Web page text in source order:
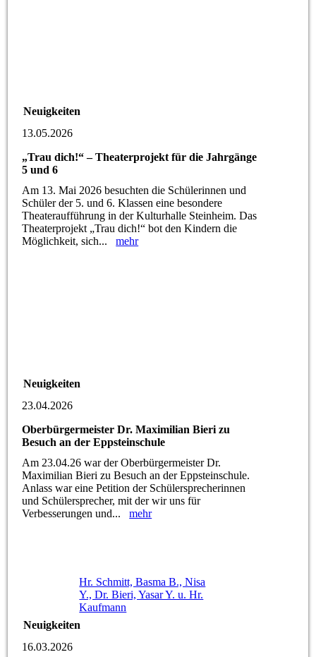
Neuigkeiten
13.05.2026
„Trau dich!“ – Theaterprojekt für die Jahrgänge
5 und 6
Am 13. Mai 2026 besuchten die Schülerinnen und
Schüler der 5. und 6. Klassen eine besondere
Theateraufführung in der Kulturhalle Steinheim. Das
Theaterprojekt „Trau dich!“ bot den Kindern die
Möglichkeit, sich...mehr
Neuigkeiten
23.04.2026
Oberbürgermeister Dr. Maximilian Bieri zu
Besuch an der Eppsteinschule
Am 23.04.26 war der Oberbürgermeister Dr.
Maximilian Bieri zu Besuch an der Eppsteinschule.
Anlass war eine Petition der Schülersprecherinnen
und Schülersprecher, mit der wir uns für
Verbesserungen und...mehr
Hr. Schmitt, Basma B., Nisa
Y., Dr. Bieri, Yasar Y. u. Hr.
Kaufmann
Neuigkeiten
16.03.2026